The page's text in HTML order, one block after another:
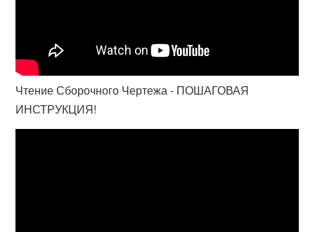
Чтение Сборочного Чертежа - ПОШАГОВАЯ
ИНСТРУКЦИЯ!